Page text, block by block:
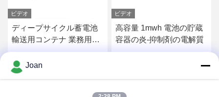
ビデオ
ディープサイクル蓄電池
輸送用コンテナ 業務用太
陽電池蓄電システム
最高 の 価格 を 入手 する
ビデオ
高容量 1mwh 電池の貯蔵
容器の炎-抑制剤の電解質
最高 の 価格 を 入手 する
Joan